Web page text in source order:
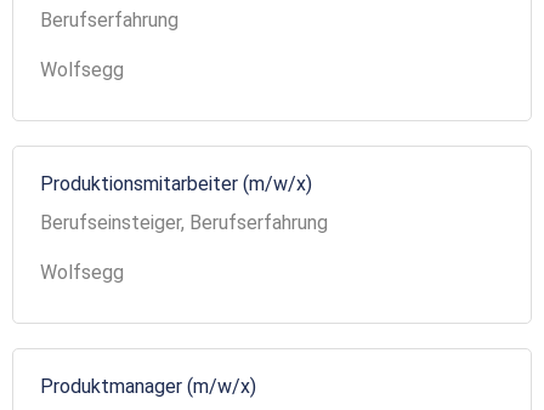
Berufserfahrung
Wolfsegg
Produktionsmitarbeiter (m/w/x)
Berufseinsteiger, Berufserfahrung
Wolfsegg
Produktmanager (m/w/x)